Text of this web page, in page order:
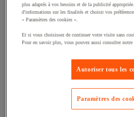
Balance industrielle
Compteur et compteur-métreur
Équipement optique
Instrument de mesure de
Mesure de distance
Mesure de la vitesse
Mesure et repère de chantier
Mesure topographique
plus adaptés à vos besoins et de la publicité
d'informations sur les finalités et choisir vos
« Paramètres des cookies ».
Et si vous choisissez de continuer votre visite sans
Pour en savoir plus, vous pouvez aussi consulter notre
Autoriser tous les
Paramètres des